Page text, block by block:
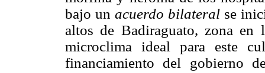
bajo un acuerdo bilateral se
altos de Badiraguato, zona en
microclima ideal para este
financiamiento del gobierno